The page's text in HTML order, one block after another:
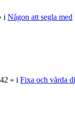
i Någon att segla med
» i Fixa och vårda